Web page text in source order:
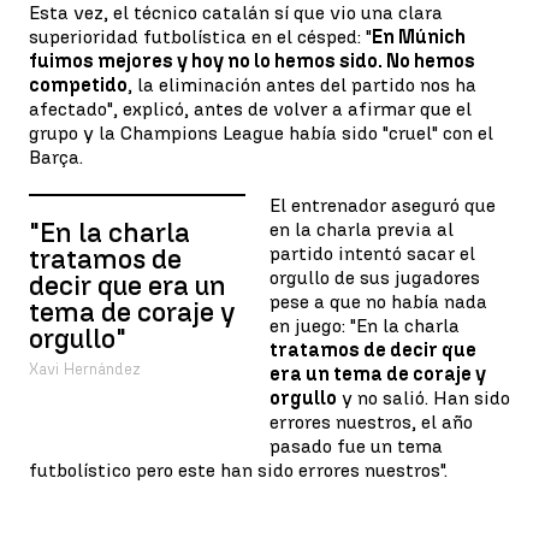
Esta vez, el técnico catalán sí que vio una clara
superioridad futbolística en el césped: "En Múnich
fuimos mejores y hoy no lo hemos sido. No hemos
competido, la eliminación antes del partido nos ha
afectado", explicó, antes de volver a afirmar que el
grupo y la Champions League había sido "cruel" con el
Barça.
"En la charla
tratamos de
decir que era un
tema de coraje y
orgullo"
Xavi Hernández
El entrenador aseguró que
en la charla previa al
partido intentó sacar el
orgullo de sus jugadores
pese a que no había nada
en juego: "En la charla
tratamos de decir que
era un tema de coraje y
orgullo y no salió. Han sido
errores nuestros, el año
pasado fue un tema
futbolístico pero este han sido errores nuestros".